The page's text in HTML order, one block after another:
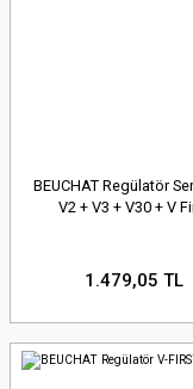
BEUCHAT Regülatör
V2 + V3 + V30 + V
1.479,05 TL